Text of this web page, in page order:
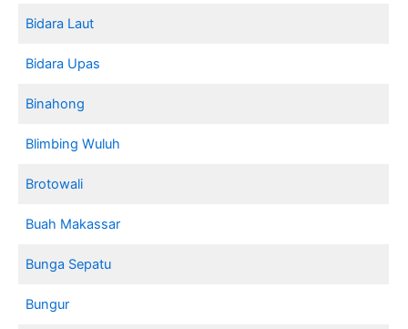
Bidara Laut
Bidara Upas
Binahong
Blimbing Wuluh
Brotowali
Buah Makassar
Bunga Sepatu
Bungur